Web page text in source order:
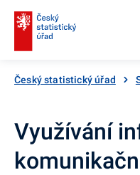
Český statistický úřad
Využívání